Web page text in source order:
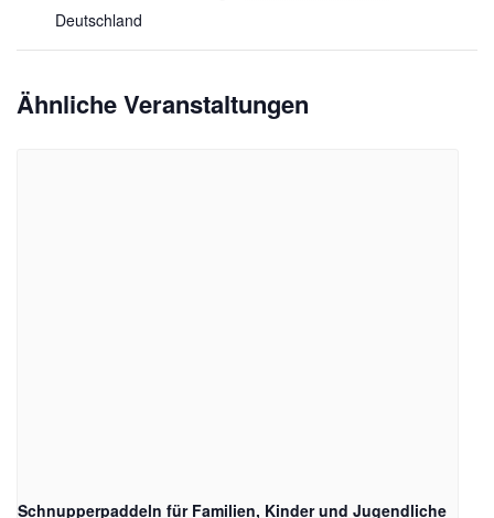
Deutschland
Ähnliche Veranstaltungen
Schnupperpaddeln für Familien, Kinder und Jugendliche